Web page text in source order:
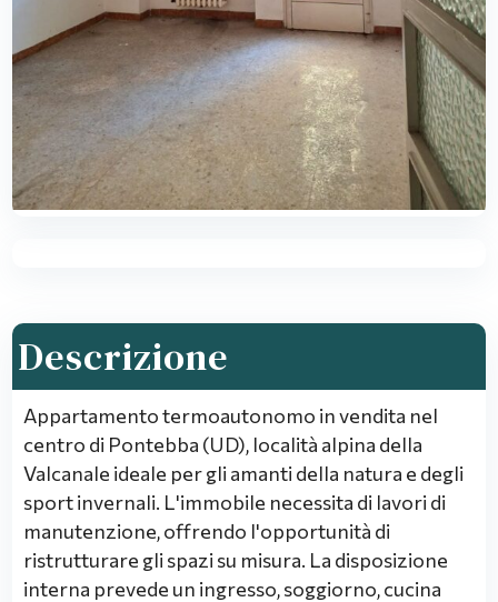
Descrizione
Appartamento termoautonomo in vendita nel
centro di Pontebba (UD), località alpina della
Valcanale ideale per gli amanti della natura e degli
sport invernali. L'immobile necessita di lavori di
manutenzione, offrendo l'opportunità di
ristrutturare gli spazi su misura. La disposizione
interna prevede un ingresso, soggiorno, cucina